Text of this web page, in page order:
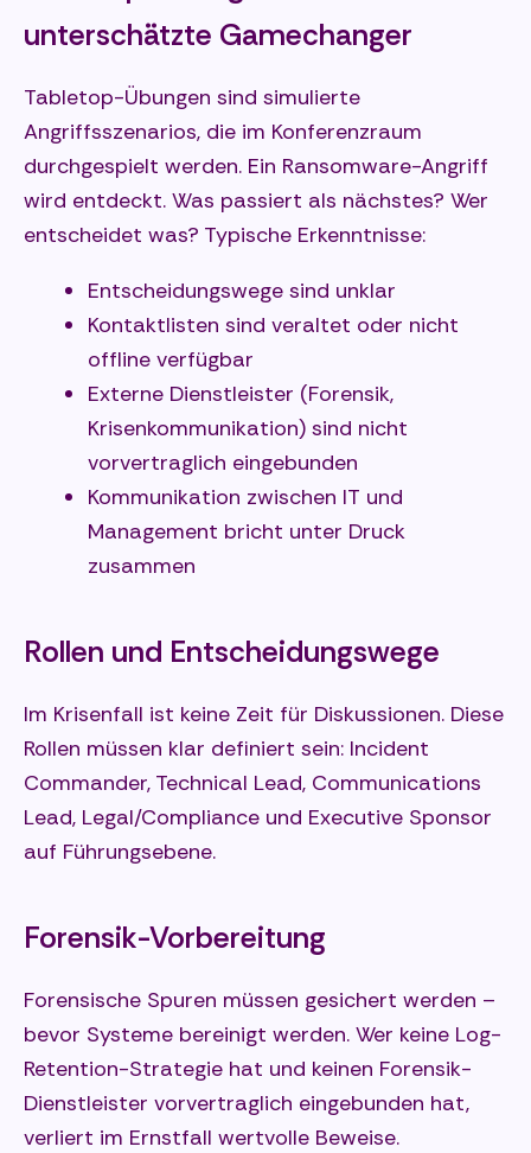
unterschätzte Gamechanger
Tabletop-Übungen sind simulierte
Angriffsszenarios, die im Konferenzraum
durchgespielt werden. Ein Ransomware-Angriff
wird entdeckt. Was passiert als nächstes? Wer
entscheidet was? Typische Erkenntnisse:
Entscheidungswege sind unklar
Kontaktlisten sind veraltet oder nicht
offline verfügbar
Externe Dienstleister (Forensik,
Krisenkommunikation) sind nicht
vorvertraglich eingebunden
Kommunikation zwischen IT und
Management bricht unter Druck
zusammen
Rollen und Entscheidungswege
Im Krisenfall ist keine Zeit für Diskussionen. Diese
Rollen müssen klar definiert sein: Incident
Commander, Technical Lead, Communications
Lead, Legal/Compliance und Executive Sponsor
auf Führungsebene.
Forensik-Vorbereitung
Forensische Spuren müssen gesichert werden –
bevor Systeme bereinigt werden. Wer keine Log-
Retention-Strategie hat und keinen Forensik-
Dienstleister vorvertraglich eingebunden hat,
verliert im Ernstfall wertvolle Beweise.